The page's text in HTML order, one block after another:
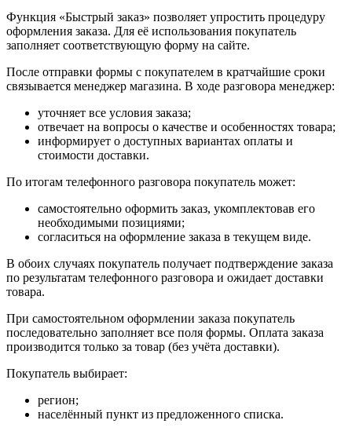
Функция «Быстрый заказ» позволяет упростить процедуру
оформления заказа. Для её использования покупатель
заполняет соответствующую форму на сайте.
После отправки формы с покупателем в кратчайшие сроки
связывается менеджер магазина. В ходе разговора менеджер:
уточняет все условия заказа;
отвечает на вопросы о качестве и особенностях товара;
информирует о доступных вариантах оплаты и
стоимости доставки.
По итогам телефонного разговора покупатель может:
самостоятельно оформить заказ, укомплектовав его
необходимыми позициями;
согласиться на оформление заказа в текущем виде.
В обоих случаях покупатель получает подтверждение заказа
по результатам телефонного разговора и ожидает доставки
товара.
При самостоятельном оформлении заказа покупатель
последовательно заполняет все поля формы. Оплата заказа
производится только за товар (без учёта доставки).
Покупатель выбирает:
регион;
населённый пункт из предложенного списка.